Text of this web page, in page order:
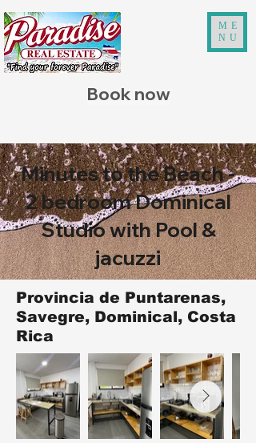
ME
NU
Book now
Minutes to the Beach -
2 bedroom Dominical
Studio with Pool &
jacuzzi
Provincia de Puntarenas,
Savegre, Dominical, Costa
Rica